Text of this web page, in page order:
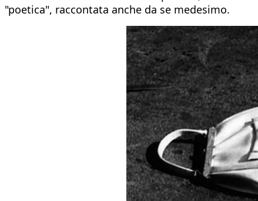
"poetica", raccontata anche da se medesimo.